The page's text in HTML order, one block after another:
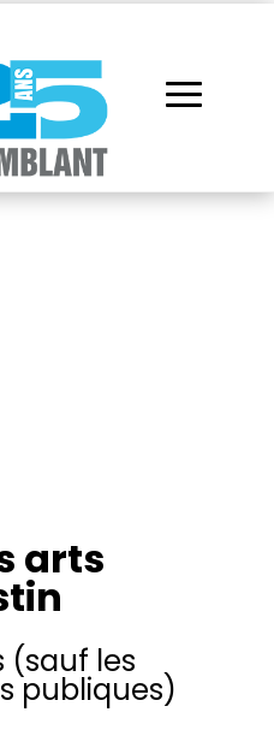
arts
(sauf les
publiques)